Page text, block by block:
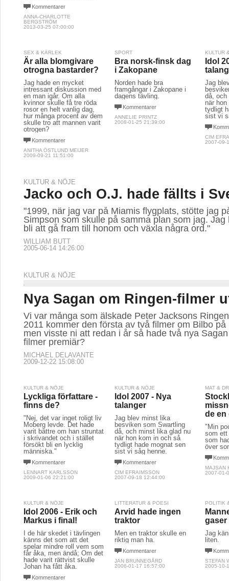
Kommentarer
ANNA-CHARLOTTE
BERGSTRÖM
2013-03-25 07:00:00
SEX & KÄRLEK
Är alla blomgivare
otrogna bastarder?
Jag hade en mycket
intressant diskussion med
en man igår. Om alla
kvinnor skulle få tre röda
rosor en helt vanlig dag,
hur många procent av dem
skulle tro att mannen varit
otrogen?
Kommentarer
ANITHA ÖSTLUND MEIJER
2009-09-21 11:51:00
SPORT
Bra norsk-finsk dag
i Zakopane
Norden hade bra
framgångar i Zakopane i
dagens tävling.
Kommentarer
ANNELIE PRINTZ
2008-01-25 21:39:00
KULTUR
Idol
Jag
då, och
när
tydligt
sist vi
CIM
2007-09-
KULTUR & NÖJE
Jacko och O.J. hade fällts i
"1999, när jag var på Miamis flygplats, stötte jag
Simpson som skulle på samma plan som jag. Jag
bli att gå fram till honom och växla några ord."
WILLIAM BUTT
2005-06-14 14:26:00
KULTUR & NÖJE
Nya Sagan om Ringen-filmer
Vi var många som älskade Peter Jacksons
2011 kommer den första av två filmer om Bilbo på
men visste ni att redan i år så hade två nya
filmer premiär?
MICHAEL DELAVANTE
2009-12-22 15:08:00
KULTUR & NÖJE
Lyckliga författare -
finns de?
"Nej, det var inget roligt liv
Moberg levde. Det hade
varit bättre om han struntat
i skrivandet och i stället
försökt bli en lycklig
människa."
Kommentarer
LENNART KARLSSON
2009-01-06 22:21:00
KULTUR & NÖJE
Idol 2007 - Nya
talanger
Jag blev minst lika
besviken som Swartling
då, och minst lika glad nu
när hon kom in och så
tydligt hade mognat sen
sist vi såg henne.
Kommentarer
CIM EFRAIMSSON
2007-09-18 12:44:00
MAT &
de en
"Min
som ett
som
över
MAJSAN
2007-01-
KULTUR & NÖJE
Idol 2006 - Erik och
Markus i final!
I de här skedet i tävlingen
känns det som att det
spelar mindre roll vem som
får åka, men ändå; Om det
hade varit rättvist skulle
Johan ha fått åka.
Kommentarer
LITTERATUR & POESI
Arvid hade ingen
traktor
Men en traktor skulle en
riktig man ha.
Kommentarer
JAN BRUNNEGÅRD
2006-01-17 16:57:00
POLITIK
gaser
Jag
liten.
STEFAN
2005-10-